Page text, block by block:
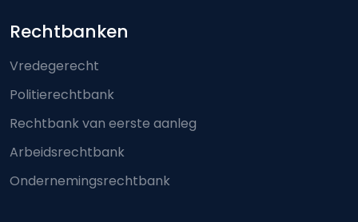
Footer-menu
Rechtbanken
Vredegerecht
Politierechtbank
Rechtbank van eerste aanleg
Arbeidsrechtbank
Ondernemingsrechtbank